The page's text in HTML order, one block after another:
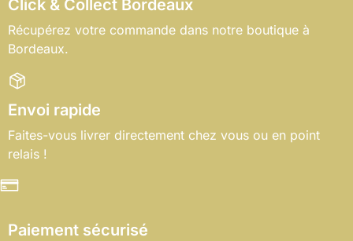
Click & Collect Bordeaux
Récupérez votre commande dans notre boutique à
Bordeaux.
Envoi rapide
Faites-vous livrer directement chez vous ou en point
relais !
Paiement sécurisé